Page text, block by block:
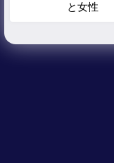
と女性